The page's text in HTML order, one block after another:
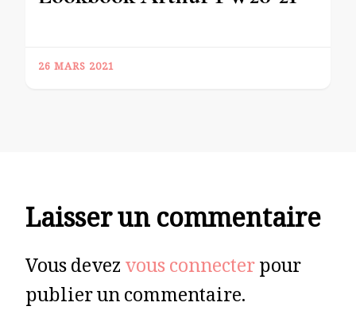
26 MARS 2021
Laisser un commentaire
Vous devezvous connecterpour
publier un commentaire.